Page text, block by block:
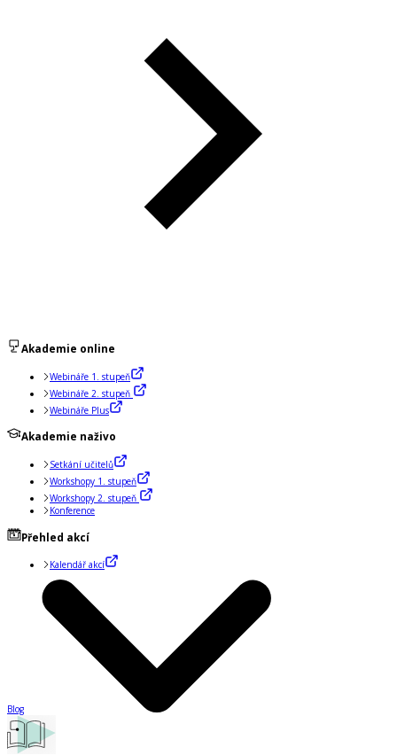
Akademie online
Webináře 1. stupeň
Webináře 2. stupeň
Webináře Plus
Akademie naživo
Setkání učitelů
Workshopy 1. stupeň
Workshopy 2. stupeň
Konference
Přehled akcí
Kalendář akcí
Blog